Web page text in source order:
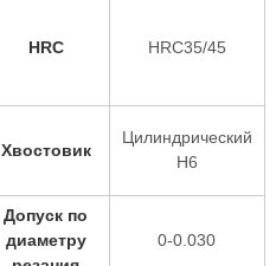
HRC HRC35/45
Хвостовик
Цилиндрический
H6
Допуск по
диаметру
0-0.030